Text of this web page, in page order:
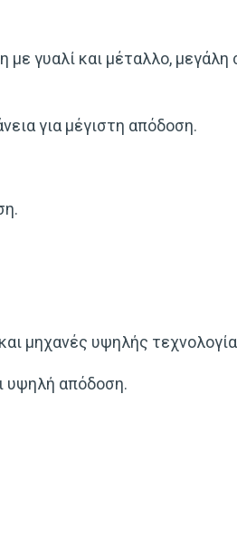
γυαλί και μέταλλο, μεγάλη
για μέγιστη απόδοση.
μηχανές υψηλής
υψηλή απόδοση.